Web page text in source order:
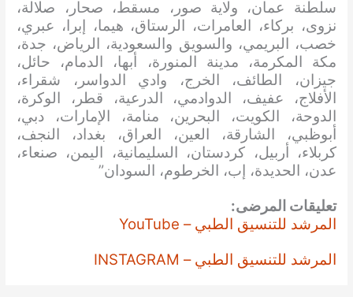
سلطنة عمان، ولاية صور، مسقط، صحار، صلالة،
نزوى، بركاء، العامرات، الرستاق، هيما، إبرا، عبري،
خصب، البريمي، والسويق والسعودية، الرياض، جدة،
مكة المكرمة، مدينة المنورة، أبها، الدمام، حائل،
جيزان، الطائف، الخرج، وادي الدواسر، شقراء،
الأفلاج، عفيف، الدوادمي، الدرعية، قطر، الوكرة،
الدوحة، الكويت، البحرين، منامة، الإمارات، دبي،
أبوظبي، الشارقة، العين، العراق، بغداد، النجف،
كربلاء، أربيل، كردستان، السليمانية، اليمن، صنعاء،
عدن، الحديدة، إب، الخرطوم، السودان”
تعليقات المرضى:
المرشد للتنسيق الطبي – YouTube
المرشد للتنسيق الطبي – INSTAGRAM